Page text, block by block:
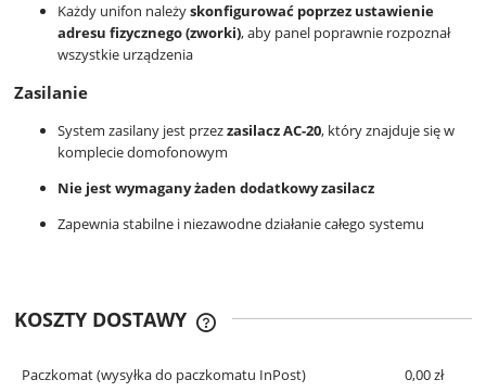
Każdy unifon należyskonfigurować poprzez ustawienie
adresu fizycznego (zworki), aby panel poprawnie rozpoznał
wszystkie urządzenia
Zasilanie
System zasilany jest przezzasilacz AC-20, który znajduje się w
komplecie domofonowym
Nie jest wymagany żaden dodatkowy zasilacz
Zapewnia stabilne i niezawodne działanie całego systemu
KOSZTY DOSTAWY
Paczkomat(wysyłka do paczkomatu InPost) 0,00 zł